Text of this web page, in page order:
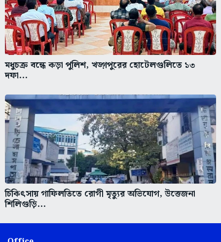
মধুচক্র বন্ধে কড়া পুলিশ, খড়্গপুরের হোটেলগুলিতে ১৩
দফা...
চিকিৎসায় গাফিলতিতে রোগী মৃত্যুর অভিযোগ, উত্তেজনা
শিলিগুড়ি...